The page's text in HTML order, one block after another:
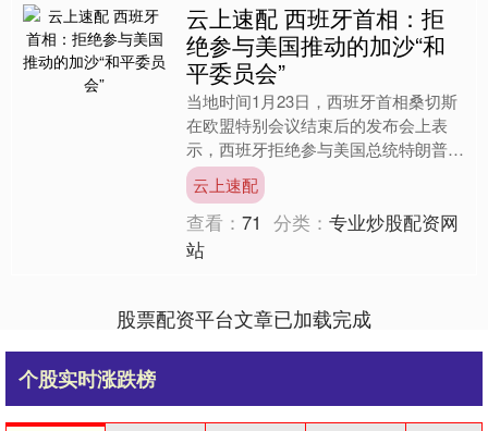
云上速配 西班牙首相：拒
绝参与美国推动的加沙“和
平委员会”
当地时间1月23日，西班牙首相桑切斯
在欧盟特别会议结束后的发布会上表
示，西班牙拒绝参与美国总统特朗普推
动的加沙“和平委员会”，他认为该委员
会“不在联合国框架内”....
云上速配
查看：71 分类：专业炒股配资网
站
股票配资平台文章已加载完成
个股实时涨跌榜